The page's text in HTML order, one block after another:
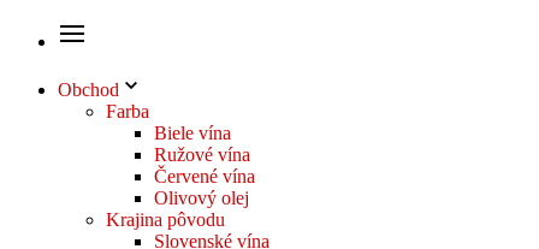
Obchod
Farba
Biele vína
Ružové vína
Červené vína
Olivový olej
Krajina pôvodu
Slovenské vína